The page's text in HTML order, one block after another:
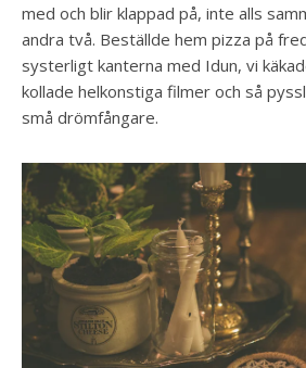
med och blir klappad på, inte alls
andra två. Beställde hem pizza på
systerligt kanterna med Idun, vi
kollade helkonstiga filmer och så
små drömfångare.